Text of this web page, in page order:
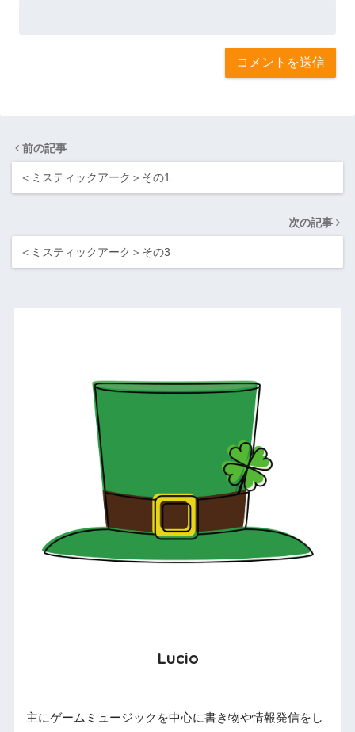
前の記事
＜ミスティックアーク＞その1
次の記事
＜ミスティックアーク＞その3
Lucio
主にゲームミュージックを中心に書き物や情報発信をし